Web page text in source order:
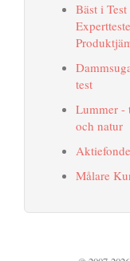
Bäst i Test
test
Lummer -
och natur
Målare